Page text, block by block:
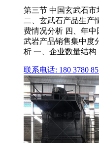
第三节 中国玄武石
二、玄武石产品生产
费情况分析 四、年
武岩产品销售集中度
析 一、企业数量结构
联系电话: 180 3780